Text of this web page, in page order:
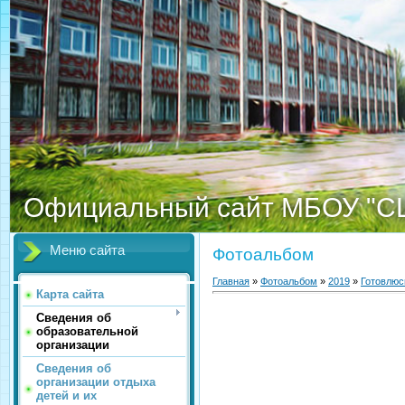
Официальный сайт МБОУ
Меню сайта
Карта сайта
Сведения об
образовательной
организации
Сведения об
организации отдыха
детей и их
Фотоальбом
Главная » Фотоальбом » 2019 »